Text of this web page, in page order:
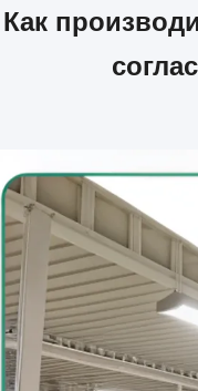
Как